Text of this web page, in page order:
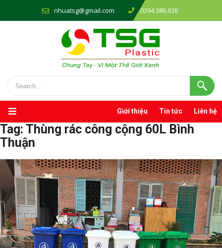
nhuatsg@gmail.com 0394.386.638
Giới thiệu Tin tức Liên hệ
Tag: Thùng rác công cộng 60L Bình
Thuận